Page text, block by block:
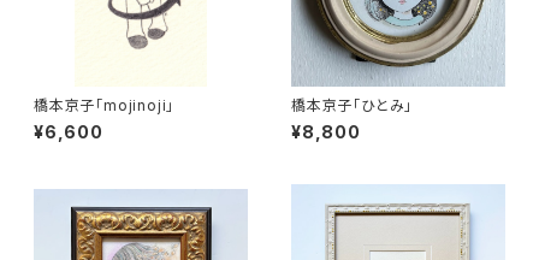
橋本京子「mojinoji」
¥6,600
橋本京子「ひとみ」
¥8,800